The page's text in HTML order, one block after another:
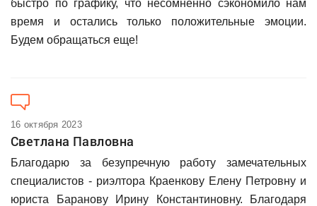
быстро по графику, что несомненно сэкономило нам
время и остались только положительные эмоции.
Будем обращаться еще!
16 октября 2023
Светлана Павловна
Благодарю за безупречную работу замечательных
специалистов - риэлтора Краенкову Елену Петровну и
юриста Баранову Ирину Константиновну. Благодаря